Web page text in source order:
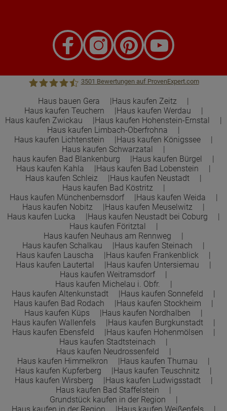
Town &Country Haus Lizenzgeber GmbH
3501 Bewertungen auf ProvenExpert.com
Haus bauen Gera
Haus kaufen Zeitz
Haus kaufen Teuchern
Haus kaufen Werdau
Haus kaufen Zwickau
Haus kaufen Hohenstein-Ernstal
Haus kaufen Limbach-Oberfrohna
Haus kaufen Lichtenstein
Haus kaufen Königssee
Haus kaufen Schwarzatal
haus kaufen Bad Blankenburg
Haus kaufen Bürgel
Haus kaufen Kahla
Haus kaufen Bad Lobenstein
Haus kaufen Schleiz
Haus kaufen Neustadt
Haus kaufen Bad Köstritz
Haus kaufen Münchenbernsdorf
Haus kaufen Weida
Haus kaufen Nobitz
Haus kaufen Meuselwitz
Haus kaufen Lucka
Haus kaufen Neustadt bei Coburg
Haus kaufen Föritztal
Haus kaufen Neuhaus am Rennweg
Haus kaufen Schalkau
Haus kaufen Steinach
Haus kaufen Lauscha
Haus kaufen Frankenblick
Haus kaufen Lautertal
Haus kaufen Untersiemau
Haus kaufen Weitramsdorf
Haus kaufen Michelau i. Obfr.
Haus kaufen Altenkunstadt
Haus kaufen Sonnefeld
Haus kaufen Bad Rodach
Haus kaufen Stockheim
Haus kaufen Küps
Haus kaufen Nordhalben
Haus kaufen Wallenfels
Haus kaufen Burgkunstadt
Haus kaufen Ebensfeld
Haus kaufen Hohenmölsen
Haus kaufen Stadtsteinach
Haus kaufen Neudrossenfeld
Haus kaufen Himmelkron
Haus kaufen Thurnau
Haus kaufen Kupferberg
Haus kaufen Teuschnitz
Haus kaufen Wirsberg
Haus kaufen Ludwigsstadt
Haus kaufen Bad Staffelstein
Grundstück kaufen in der Region